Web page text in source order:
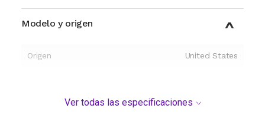
Modelo y origen
Origen United States
Ver todas las especificaciones